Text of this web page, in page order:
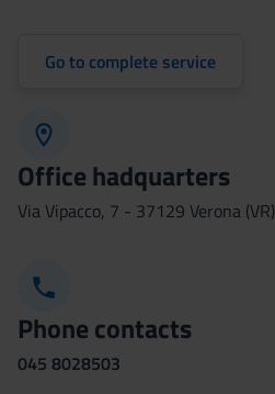
Go to complete service
Office hadquarters
Via Vipacco, 7 - 37129 Verona (VR)
Phone contacts
045 8028503